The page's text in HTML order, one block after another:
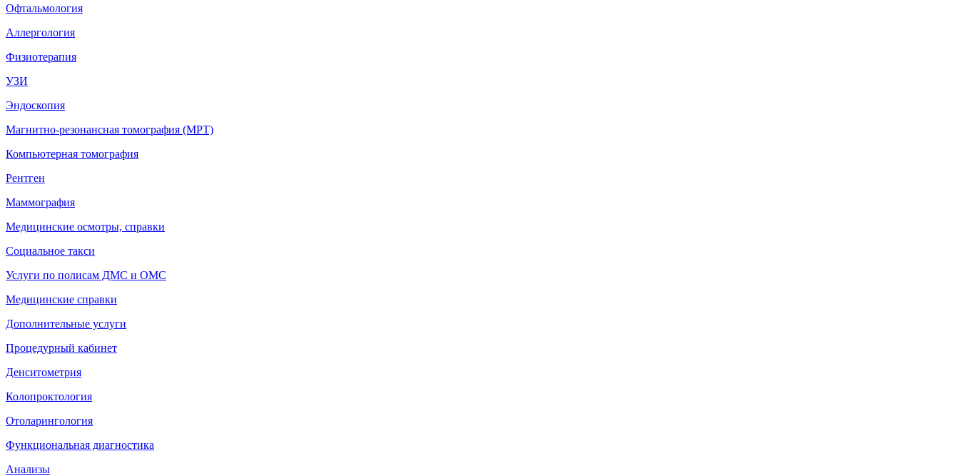
Офтальмология
Аллергология
Физиотерапия
УЗИ
Эндоскопия
Магнитно-резонансная томография (МРТ)
Компьютерная томография
Рентген
Маммография
Медицинские осмотры, справки
Социальное такси
Услуги по полисам ДМС и ОМС
Медицинские справки
Дополнительные услуги
Процедурный кабинет
Денситометрия
Колопроктология
Отоларингология
Функциональная диагностика
Анализы